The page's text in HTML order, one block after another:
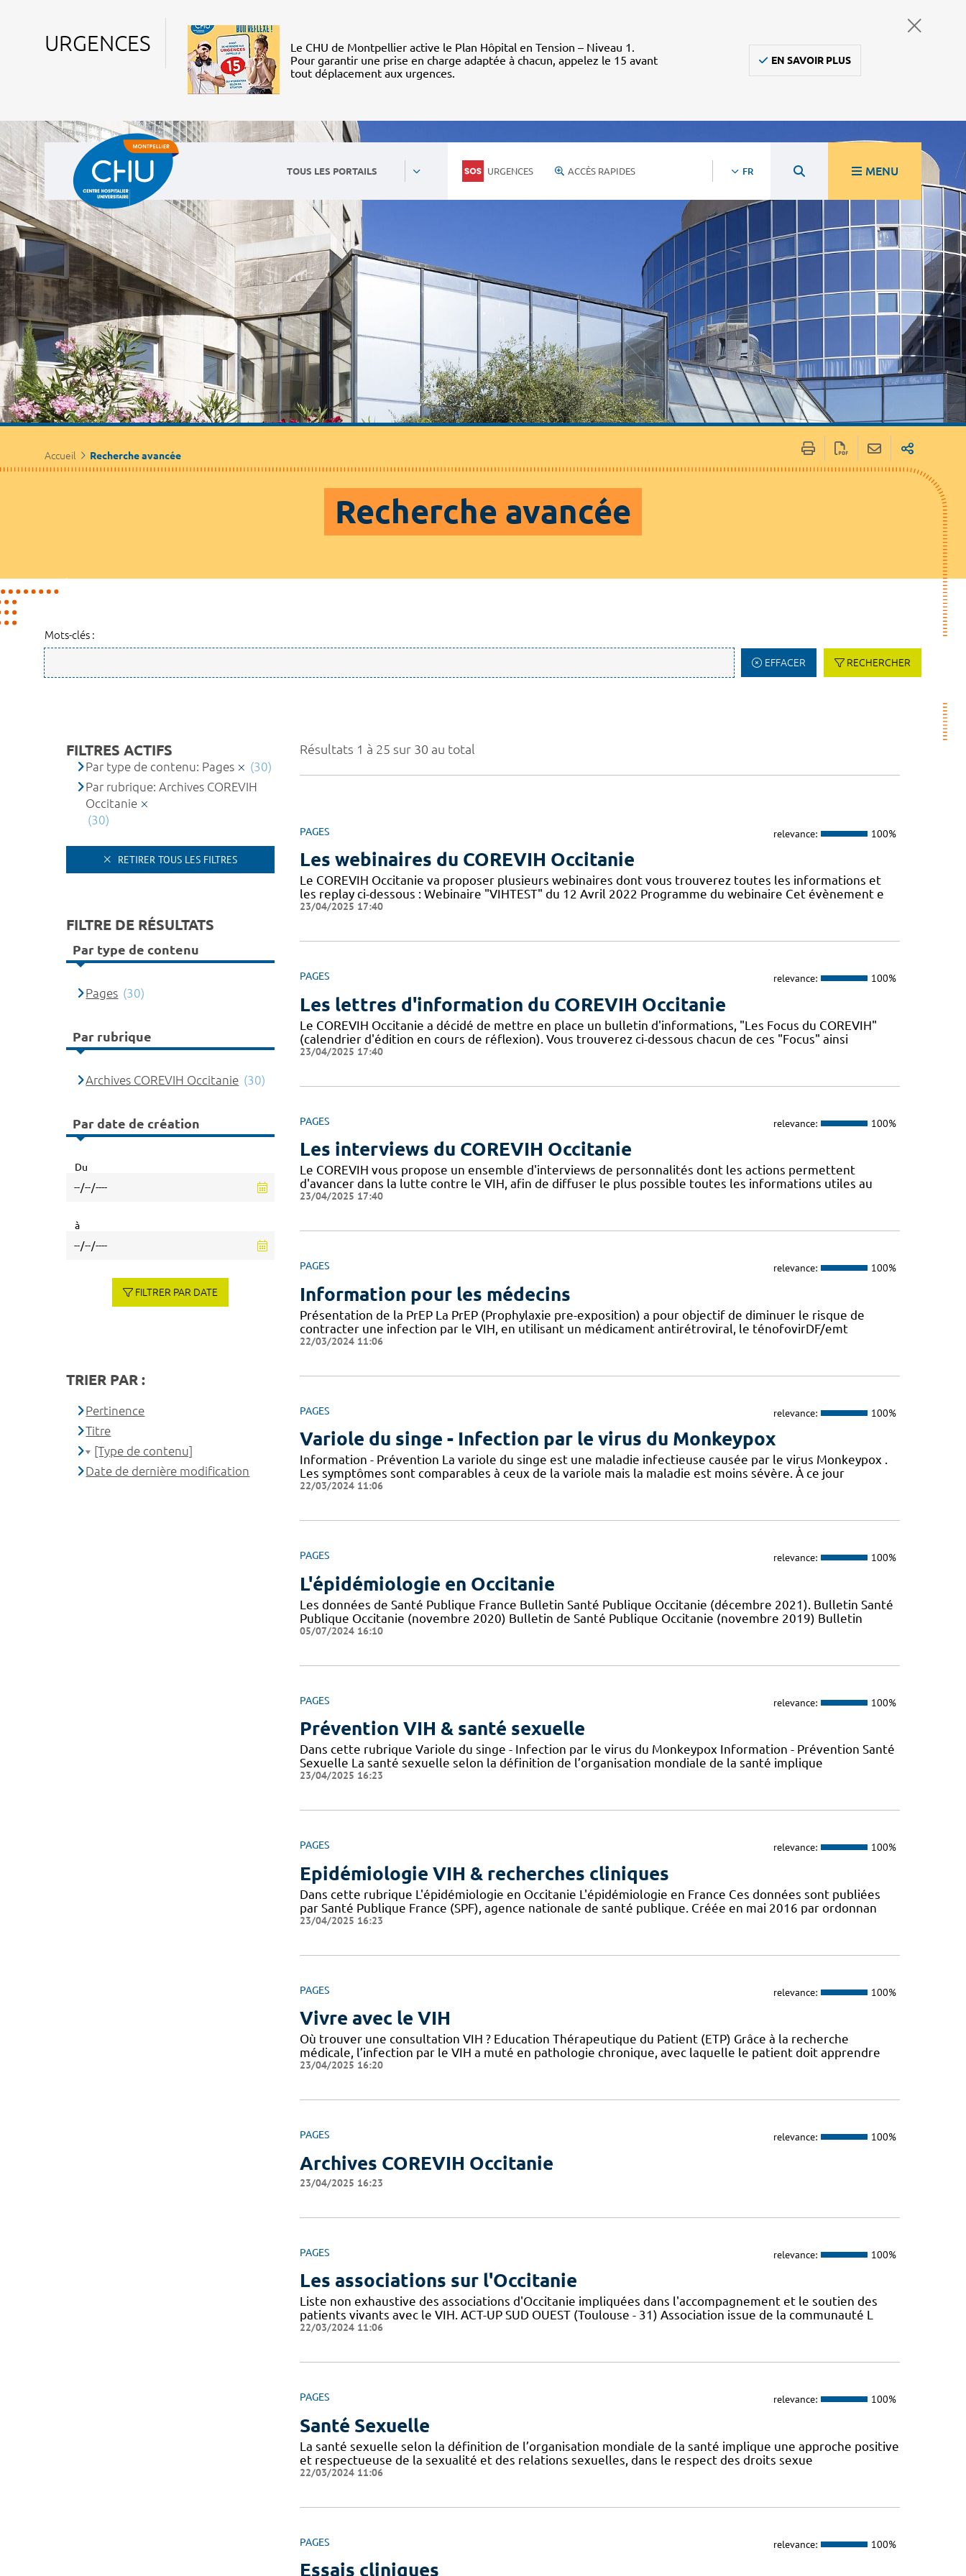
URGENCES
Le CHU de Montpellier active le Plan Hôpital en Tension – Niveau 1.
Pour garantir une prise en charge adaptée à chacun, appelez le 15 avant
tout déplacement aux urgences.
EN SAVOIR PLUS
TOUS LES PORTAILS URGENCES ACCÈS RAPIDES FR MENU
Accueil Recherche avancée
Recherche avancée
Mots-clés :
EFFACER RECHERCHER
Résultats 1 à 25 sur 30 au total
PAGES relevance: 100%
Les webinaires du COREVIH Occitanie
Le COREVIH Occitanie va proposer plusieurs webinaires dont vous trouverez toutes les informations et
les replay ci-dessous : Webinaire "VIHTEST" du 12 Avril 2022 Programme du webinaire Cet évènement e
23/04/2025 17:40
PAGES relevance: 100%
Les lettres d'information du COREVIH Occitanie
Le COREVIH Occitanie a décidé de mettre en place un bulletin d'informations, "Les Focus du COREVIH"
(calendrier d'édition en cours de réflexion). Vous trouverez ci-dessous chacun de ces "Focus" ainsi
23/04/2025 17:40
PAGES relevance: 100%
Les interviews du COREVIH Occitanie
Le COREVIH vous propose un ensemble d'interviews de personnalités dont les actions permettent
d'avancer dans la lutte contre le VIH, afin de diffuser le plus possible toutes les informations utiles au
23/04/2025 17:40
PAGES relevance: 100%
Information pour les médecins
Présentation de la PrEP La PrEP (Prophylaxie pre-exposition) a pour objectif de diminuer le risque de
contracter une infection par le VIH, en utilisant un médicament antirétroviral, le ténofovirDF/emt
22/03/2024 11:06
PAGES relevance: 100%
Variole du singe - Infection par le virus du Monkeypox
Information - Prévention La variole du singe est une maladie infectieuse causée par le virus Monkeypox .
Les symptômes sont comparables à ceux de la variole mais la maladie est moins sévère. À ce jour
22/03/2024 11:06
PAGES relevance: 100%
L'épidémiologie en Occitanie
Les données de Santé Publique France Bulletin Santé Publique Occitanie (décembre 2021). Bulletin Santé
Publique Occitanie (novembre 2020) Bulletin de Santé Publique Occitanie (novembre 2019) Bulletin
05/07/2024 16:10
PAGES relevance: 100%
Prévention VIH & santé sexuelle
Dans cette rubrique Variole du singe - Infection par le virus du Monkeypox Information - Prévention Santé
Sexuelle La santé sexuelle selon la définition de l’organisation mondiale de la santé implique
23/04/2025 16:23
PAGES relevance: 100%
Epidémiologie VIH & recherches cliniques
Dans cette rubrique L'épidémiologie en Occitanie L'épidémiologie en France Ces données sont publiées
par Santé Publique France (SPF), agence nationale de santé publique. Créée en mai 2016 par ordonnan
23/04/2025 16:23
PAGES relevance: 100%
Vivre avec le VIH
Où trouver une consultation VIH ? Education Thérapeutique du Patient (ETP) Grâce à la recherche
médicale, l’infection par le VIH a muté en pathologie chronique, avec laquelle le patient doit apprendre
23/04/2025 16:20
PAGES relevance: 100%
Archives COREVIH Occitanie
23/04/2025 16:23
PAGES relevance: 100%
Les associations sur l'Occitanie
Liste non exhaustive des associations d'Occitanie impliquées dans l'accompagnement et le soutien des
patients vivants avec le VIH. ACT-UP SUD OUEST (Toulouse - 31) Association issue de la communauté L
22/03/2024 11:06
PAGES relevance: 100%
Santé Sexuelle
La santé sexuelle selon la définition de l’organisation mondiale de la santé implique une approche positive
et respectueuse de la sexualité et des relations sexuelles, dans le respect des droits sexue
22/03/2024 11:06
PAGES relevance: 100%
Essais cliniques
FILTRES ACTIFS
Par type de contenu: Pages
(30)
Par rubrique: Archives COREVIH
Occitanie
(30)
RETIRER TOUS LES FILTRES
FILTRE DE RÉSULTATS
Par type de contenu
Pages (30)
Par rubrique
Archives COREVIH Occitanie (30)
Par date de création
Du
à
FILTRER PAR DATE
TRIER PAR :
Pertinence
Titre
[Type de contenu]
Date de dernière modification